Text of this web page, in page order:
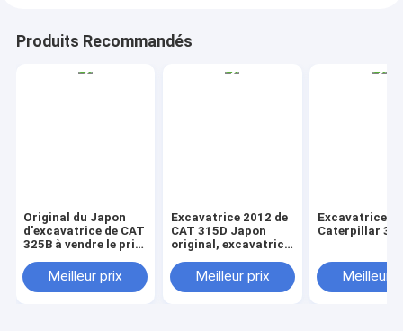
Produits Recommandés
Original du Japon
d'excavatrice de CAT
325B à vendre le prix
Meilleur prix
Excavatrice 2012 de
CAT 315D Japon
original, excavatrice
chenille à vendre
Meilleur prix
Excavatrice
Caterpillar
Meilleur